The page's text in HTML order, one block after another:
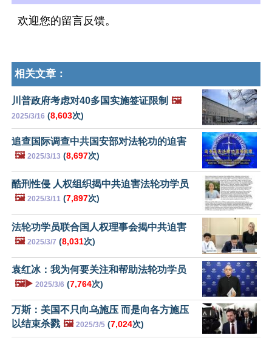
欢迎您的留言反馈。
相关文章：
川普政府考虑对40多国实施签证限制 🖼️
2025/3/16 (8,603次)
追查国际调查中共国安部对法轮功的迫害
🖼️ 2025/3/13 (8,697次)
酷刑性侵 人权组织揭中共迫害法轮功学员
🖼️ 2025/3/11 (7,897次)
法轮功学员联合国人权理事会揭中共迫害
🖼️ 2025/3/7 (8,031次)
袁红冰：我为何要关注和帮助法轮功学员
🖼️▶️ 2025/3/6 (7,764次)
万斯：美国不只向乌施压 而是向各方施压
以结束杀戮 🖼️ 2025/3/5 (7,024次)